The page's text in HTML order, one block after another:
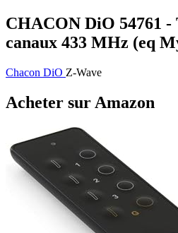
CHACON DiO 54761 -
canaux 433 MHz (eq
Chacon DiO Z-Wave
Acheter sur Amazon